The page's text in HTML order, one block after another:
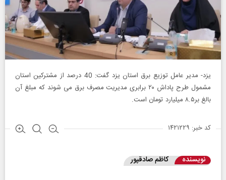
یزد- مدیر عامل توزیع برق استان یزد گفت: 40 درصد از مشترکین استان
مشمول طرح پاداش ۲۰ برابری مدیریت مصرف برق می شوند که مبلغ آن
بالغ بر۸.۵ میلیارد تومان است.
کد خبر: ۱۴۲۱۲۲۹
نویسنده کاظم صادقپور